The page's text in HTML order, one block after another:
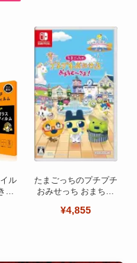
ル
高
たまごっちのプチプチ
おみせっち おまちど
¥4,855